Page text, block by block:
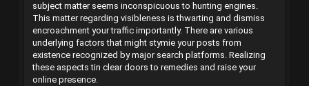
subject matter seems inconspicuous to hunting engines.
This matter regarding visibleness is thwarting and dismiss
encroachment your traffic importantly. There are various
underlying factors that might stymie your posts from
existence recognized by major search platforms. Realizing
these aspects tin clear doors to remedies and raise your
online presence.